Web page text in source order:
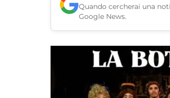
Quando cercherai una
Google News.